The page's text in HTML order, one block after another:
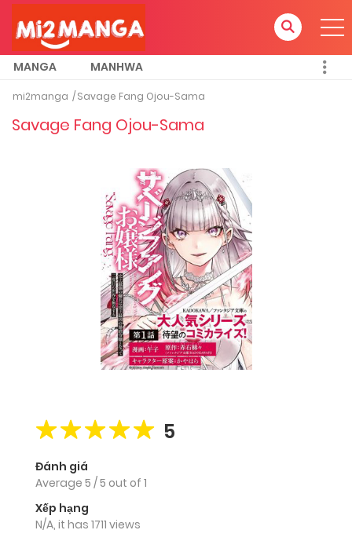
MANGA MANHWA
mi2manga Savage Fang Ojou-Sama
Savage Fang Ojou-Sama
5
Đánh giá
Average 5 /5 out of 1
Xếp hạng
N/A, it has 1711 views